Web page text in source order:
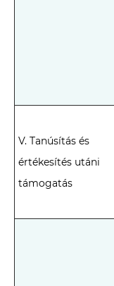
V. Tanúsítás és
értékesítés utáni
támogatás